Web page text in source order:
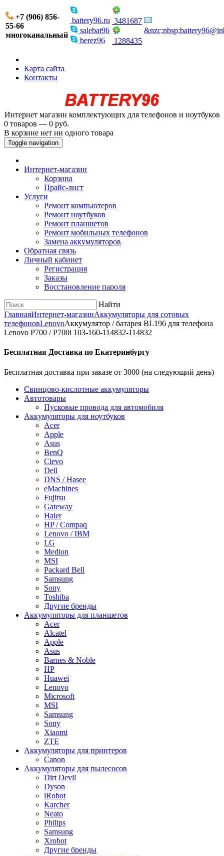
+7 (906) 856-
55-66
многоканальный
battery96.ru
salebat96
berez96
3481687
1288435
Карта сайта
Контакты
Интернет магазин комплектующих для телефонов и ноутбуков
0 товаров — 0 руб.
В корзине нет ни одного товара
Toggle navigation
Интернет-магазин
Корзина
Прайс-лист
Услуги
Ремонт компьютеров
Ремонт ноутбуков
Ремонт планшетов
Ремонт мобильных телефонов
Замена аккумуляторов
Обратная связь
Личный кабинет
Регистрация
Заказы
Восстановление пароля
Найти
ГлавнаяИнтернет-магазинАккумуляторы для сотовых
телефоновLenovoАккумулятор / батарея BL196 для телефона
Lenovo P700 / P700i 103-160-114832-114832
Бесплатная Доставка по Екатеринбургу
Бесплатная доставка при заказе от 3000 (на следующий день)
Cвинцово-кислотные аккумуляторы
Автотовары
Пусковые провода для автомобиля
Аккумуляторы для ноутбуков
Acer
Apple
Asus
BenQ
Clevo
Dell
DNS / Hasee
eMachines
Fujitsu
Gateway
Haier
HP / Compaq
Lenovo / IBM
LG
Medion
MSI
Packard Bell
Samsung
Sony
Toshiba
Другие бренды
Аккумуляторы для планшетов
Acer
Alcatel
Apple
Asus
Barnes & Noble
HP
Huawei
Lenovo
Microsoft
MSI
Samsung
Sony
Xiaomi
ZTE
Аккумуляторы для принтеров
Canon
Аккумуляторы для пылесосов
Dirt Devil
Dyson
iRobot
Karcher
Neato
Philips
Samsung
Xrobot
Другие бренды